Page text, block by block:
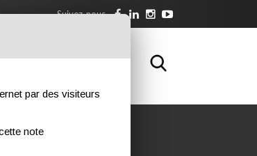
Suivez-nous
FORMATION CONTACTS
par des visiteurs
note